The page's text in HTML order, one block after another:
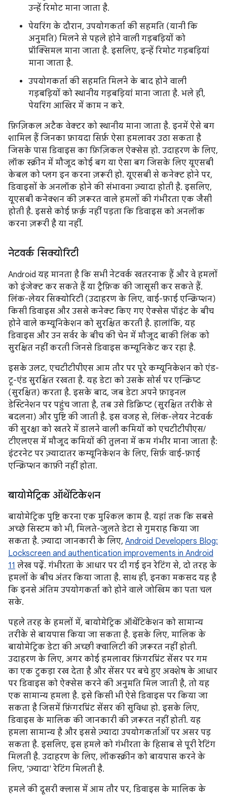
उन्हें रिमोट माना जाता है.
पेयरिंग के दौरान, उपयोगकर्ता की सहमति (यानी कि
अनुमति) मिलने से पहले होने वाली गड़बड़ियों को
प्रॉक्सिमल माना जाता है. इसलिए, इन्हें रिमोट गड़बड़ियां
माना जाता है.
उपयोगकर्ता की सहमति मिलने के बाद होने वाली
गड़बड़ियों को स्थानीय गड़बड़ियां माना जाता है. भले ही,
पेयरिंग आखिर में काम न करे.
फ़िज़िकल अटैक वेक्टर को स्थानीय माना जाता है. इनमें ऐसे बग
शामिल हैं जिनका फ़ायदा सिर्फ़ ऐसा हमलावर उठा सकता है
जिसके पास डिवाइस का फ़िज़िकल ऐक्सेस हो. उदाहरण के लिए,
लॉक स्क्रीन में मौजूद कोई बग या ऐसा बग जिसके लिए यूएसबी
केबल को प्लग इन करना ज़रूरी हो. यूएसबी से कनेक्ट होने पर,
डिवाइसों के अनलॉक होने की संभावना ज़्यादा होती है. इसलिए,
यूएसबी कनेक्शन की ज़रूरत वाले हमलों की गंभीरता एक जैसी
होती है. इससे कोई फ़र्क़ नहीं पड़ता कि डिवाइस को अनलॉक
करना ज़रूरी है या नहीं.
नेटवर्क सिक्योरिटी
Android यह मानता है कि सभी नेटवर्क खतरनाक हैं और वे हमलों
को इंजेक्ट कर सकते हैं या ट्रैफ़िक की जासूसी कर सकते हैं.
लिंक-लेयर सिक्योरिटी (उदाहरण के लिए, वाई-फ़ाई एन्क्रिप्शन)
किसी डिवाइस और उससे कनेक्ट किए गए ऐक्सेस पॉइंट के बीच
होने वाले कम्यूनिकेशन को सुरक्षित करती है. हालांकि, यह
डिवाइस और उन सर्वर के बीच की चेन में मौजूद बाकी लिंक को
सुरक्षित नहीं करती जिनसे डिवाइस कम्यूनिकेट कर रहा है.
इसके उलट, एचटीटीपीएस आम तौर पर पूरे कम्यूनिकेशन को एंड-
टू-एंड सुरक्षित रखता है. यह डेटा को उसके सोर्स पर एन्क्रिप्ट
(सुरक्षित) करता है. इसके बाद, जब डेटा अपने फ़ाइनल
डेस्टिनेशन पर पहुंच जाता है, तब उसे डिक्रिप्ट (सुरक्षित तरीके से
बदलना) और पुष्टि की जाती है. इस वजह से, लिंक-लेयर नेटवर्क
की सुरक्षा को खतरे में डालने वाली कमियों को एचटीटीपीएस/
टीएलएस में मौजूद कमियों की तुलना में कम गंभीर माना जाता है:
इंटरनेट पर ज़्यादातर कम्यूनिकेशन के लिए, सिर्फ़ वाई-फ़ाई
एन्क्रिप्शन काफ़ी नहीं होता.
बायोमेट्रिक ऑथेंटिकेशन
बायोमेट्रिक पुष्टि करना एक मुश्किल काम है. यहां तक कि सबसे
अच्छे सिस्टम को भी, मिलते-जुलते डेटा से गुमराह किया जा
सकता है. ज़्यादा जानकारी के लिए, Android Developers Blog:
Lockscreen and authentication improvements in Android
11 लेख पढ़ें. गंभीरता के आधार पर दी गई इन रेटिंग से, दो तरह के
हमलों के बीच अंतर किया जाता है. साथ ही, इनका मकसद यह है
कि इनसे अंतिम उपयोगकर्ता को होने वाले जोखिम का पता चल
सके.
पहले तरह के हमलों में, बायोमेट्रिक ऑथेंटिकेशन को सामान्य
तरीके से बायपास किया जा सकता है. इसके लिए, मालिक के
बायोमेट्रिक डेटा की अच्छी क्वालिटी की ज़रूरत नहीं होती.
उदाहरण के लिए, अगर कोई हमलावर फ़िंगरप्रिंट सेंसर पर गम
का एक टुकड़ा रख देता है और सेंसर पर बचे हुए अवशेष के आधार
पर डिवाइस को ऐक्सेस करने की अनुमति मिल जाती है, तो यह
एक सामान्य हमला है. इसे किसी भी ऐसे डिवाइस पर किया जा
सकता है जिसमें फ़िंगरप्रिंट सेंसर की सुविधा हो. इसके लिए,
डिवाइस के मालिक की जानकारी की ज़रूरत नहीं होती. यह
हमला सामान्य है और इससे ज़्यादा उपयोगकर्ताओं पर असर पड़
सकता है. इसलिए, इस हमले को गंभीरता के हिसाब से पूरी रेटिंग
मिलती है. उदाहरण के लिए, लॉकस्क्रीन को बायपास करने के
लिए, 'ज़्यादा' रेटिंग मिलती है.
हमले की दूसरी क्लास में आम तौर पर, डिवाइस के मालिक के